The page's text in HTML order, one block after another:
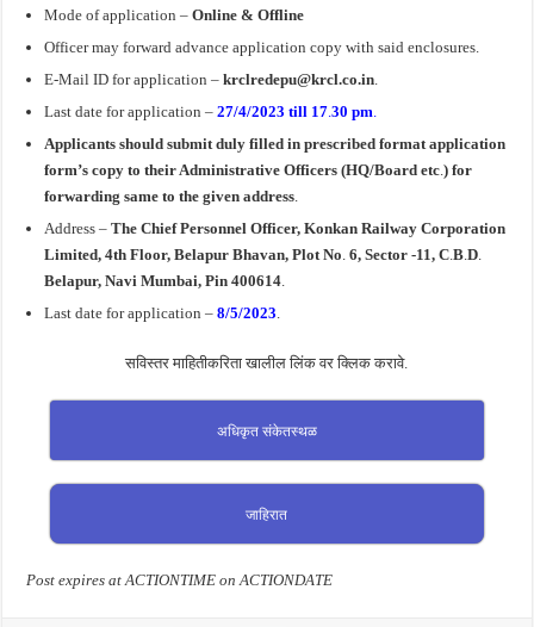
Mode of application –Online & Offline
Officer may forward advance application copy with said enclosures.
E-Mail ID for application – krclredepu@krcl.co.in
Last date for application –27/4/2023 till 17 .30 pm
Applicants should submit duly filled in prescribed format application
form’s copy to their Administrative Officers (HQ/Board etc .) for
forwarding same to the given address
Address – The Chief Personnel Officer,Konkan Railway Corporation
Limited, 4th Floor, Belapur Bhavan, Plot No 6, Sector -11, C .B .D
Belapur, Navi Mumbai, Pin 400614
Last date for application – 8/5/2023
सविस्तर माहितीकरिता खालील लिंक वर क्लिक करावे.
अधिकृत संकेतस्थळ
जाहिरात
Post expires at ACTIONTIME on ACTIONDATE